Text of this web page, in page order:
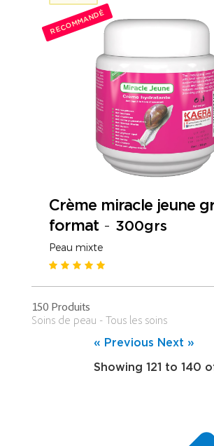
RECOMMANDÉ
Crème miracle jeune
format- 300grs
Peau mixte
150 Produits
Soins de peau - Tous les soins
« Previous Next »
Showing121 to140